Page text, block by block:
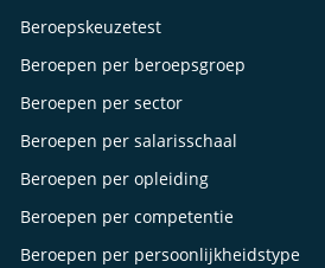
Beroepskeuzetest
Beroepen per beroepsgroep
Beroepen per sector
Beroepen per salarisschaal
Beroepen per opleiding
Beroepen per competentie
Beroepen per persoonlijkheidstype